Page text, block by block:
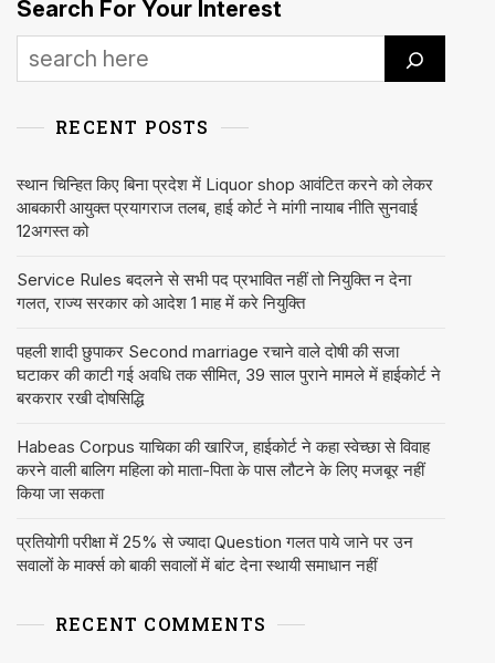
Search For Your Interest
RECENT POSTS
स्थान चिन्हित किए बिना प्रदेश में Liquor shop आवंटित करने को लेकर
आबकारी आयुक्त प्रयागराज तलब, हाई कोर्ट ने मांगी नायाब नीति सुनवाई
12अगस्त को
Service Rules बदलने से सभी पद प्रभावित नहीं तो नियुक्ति न देना
गलत, राज्य सरकार को आदेश 1 माह में करे नियुक्ति
पहली शादी छुपाकर Second marriage रचाने वाले दोषी की सजा
घटाकर की काटी गई अवधि तक सीमित, 39 साल पुराने मामले में हाईकोर्ट ने
बरकरार रखी दोषसिद्धि
Habeas Corpus याचिका की खारिज, हाईकोर्ट ने कहा स्वेच्छा से विवाह
करने वाली बालिग महिला को माता-पिता के पास लौटने के लिए मजबूर नहीं
किया जा सकता
प्रतियोगी परीक्षा में 25% से ज्यादा Question गलत पाये जाने पर उन
सवालों के मार्क्स को बाकी सवालों में बांट देना स्थायी समाधान नहीं
RECENT COMMENTS